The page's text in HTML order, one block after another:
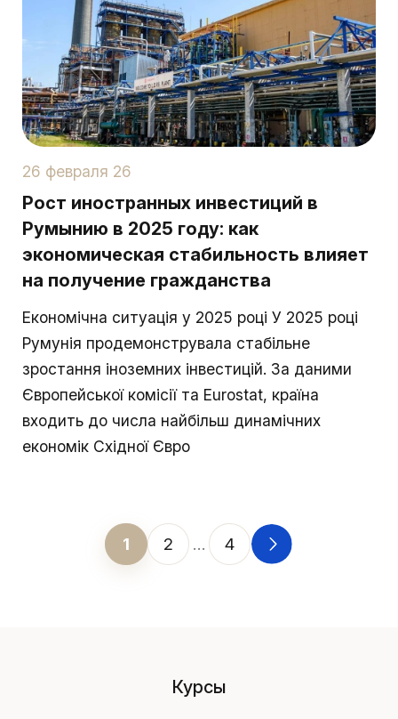
26 февраля 26
Рост иностранных инвестиций в
Румынию в 2025 году: как
экономическая стабильность влияет
на получение гражданства
Економічна ситуація у 2025 році У 2025 році
Румунія продемонструвала стабільне
зростання іноземних інвестицій. За даними
Європейської комісії та Eurostat, країна
входить до числа найбільш динамічних
економік Східної Євро
Навигация по страницам
1 2 … 4
Курсы